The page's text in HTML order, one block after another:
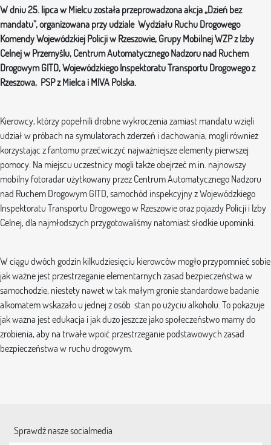
W dniu 25. lipca w Mielcu została przeprowadzona akcja „Dzień bez
mandatu”, organizowana przy udziale Wydziału Ruchu Drogowego
Komendy Wojewódzkiej Policji w Rzeszowie, Grupy Mobilnej WZP z Izby
Celnej w Przemyślu, Centrum Automatycznego Nadzoru nad Ruchem
Drogowym GITD, Wojewódzkiego Inspektoratu Transportu Drogowego z
Rzeszowa, PSP z Mielca i MIVA Polska.
Kierowcy, którzy popełnili drobne wykroczenia zamiast mandatu wzięli
udział w próbach na symulatorach zderzeń i dachowania, mogli również
korzystając z fantomu przećwiczyć najważniejsze elementy pierwszej
pomocy. Na miejscu uczestnicy mogli także obejrzeć m.in. najnowszy
mobilny fotoradar użytkowany przez Centrum Automatycznego Nadzoru
nad Ruchem Drogowym GITD, samochód inspekcyjny z Wojewódzkiego
Inspektoratu Transportu Drogowego w Rzeszowie oraz pojazdy Policji i Izby
Celnej, dla najmłodszych przygotowaliśmy natomiast słodkie upominki.
W ciągu dwóch godzin kilkudziesięciu kierowców mogło przypomnieć sobie
jak ważne jest przestrzeganie elementarnych zasad bezpieczeństwa w
samochodzie, niestety nawet w tak małym gronie standardowe badanie
alkomatem wskazało u jednej z osób stan po użyciu alkoholu. To pokazuje
jak ważna jest edukacja i jak dużo jeszcze jako społeczeństwo mamy do
zrobienia, aby na trwałe wpoić przestrzeganie podstawowych zasad
bezpieczeństwa w ruchu drogowym.
Sprawdź nasze socialmedia